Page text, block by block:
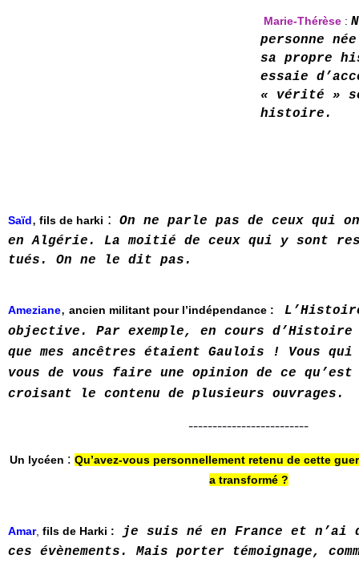
Marie-Thérèse :
personne
sa propre
essaie
« vérité »
histoire.
Saïd, fils de harki :
On ne parle pas de ceux qui
en Algérie. La moitié de ceux qui y sont
tués. On ne le dit pas.
Ameziane, ancien militant pour l’indépendance :
objective. Par exemple, en cours d’Histoire
que mes ancêtres étaient Gaulois ! Vous
vous de vous faire une opinion de ce
croisant le contenu de plusieurs ouvrages.
-------------------------
Un lycéen : Qu’avez-vous personnellement retenu de cette
a transformé ?
Amar, fils de Harki :
je suis né en France et n’ai
ces évènements. Mais porter témoignage,